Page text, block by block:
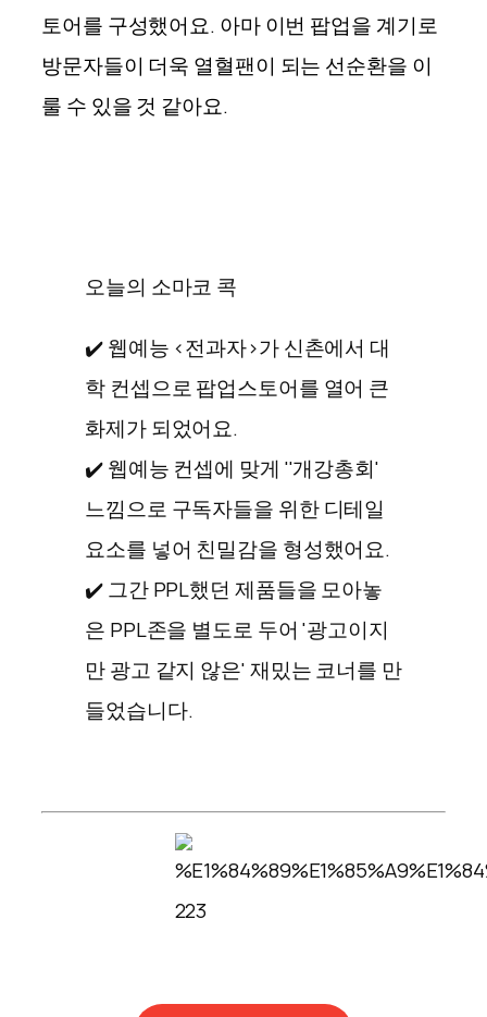
토어를 구성했어요. 아마 이번 팝업을 계기로
방문자들이 더욱 열혈팬이 되는 선순환을 이
룰 수 있을 것 같아요.
오늘의 소마코 콕
✔️ 웹예능 <전과자>가 신촌에서 대
학 컨셉으로 팝업스토어를 열어 큰
화제가 되었어요.
✔️ 웹예능 컨셉에 맞게 ''개강총회'
느낌으로 구독자들을 위한 디테일
요소를 넣어 친밀감을 형성했어요.
✔️ 그간 PPL했던 제품들을 모아놓
은 PPL존을 별도로 두어 '광고이지
만 광고 같지 않은' 재밌는 코너를 만
들었습니다.